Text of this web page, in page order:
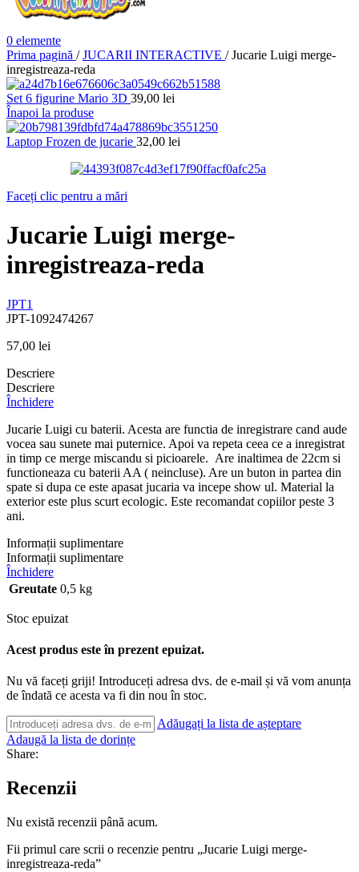
0 elemente
Prima pagină / JUCARII INTERACTIVE / Jucarie Luigi merge-
inregistreaza-reda
Set 6 figurine Mario 3D 39,00 lei
Înapoi la produse
Laptop Frozen de jucarie 32,00 lei
Faceți clic pentru a mări
Jucarie Luigi merge-
inregistreaza-reda
JPT1
JPT-1092474267
57,00 lei
Descriere
Descriere
Închidere
Jucarie Luigi cu baterii. Acesta are functia de inregistrare cand aude
vocea sau sunete mai puternice. Apoi va repeta ceea ce a inregistrat
in timp ce merge miscandu si picioarele. Are inaltimea de 22cm si
functioneaza cu baterii AA ( neincluse). Are un buton in partea din
spate si dupa ce este apasat jucaria va incepe show ul. Material la
exterior este plus scurt ecologic. Este recomandat copiilor peste 3
ani.
Informații suplimentare
Informații suplimentare
Închidere
Greutate 0,5 kg
Stoc epuizat
Acest produs este în prezent epuizat.
Nu vă faceți griji! Introduceți adresa dvs. de e-mail și vă vom anunța
de îndată ce acesta va fi din nou în stoc.
Adăugați la lista de așteptare
Adaugă la lista de dorințe
Share:
Recenzii
Nu există recenzii până acum.
Fii primul care scrii o recenzie pentru „Jucarie Luigi merge-
inregistreaza-reda”